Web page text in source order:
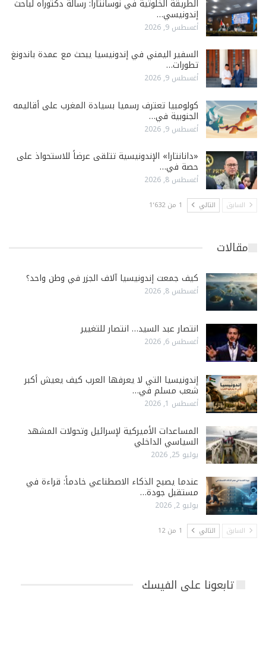
الطريقة الخلوتية في نوسانتارا: رسالة دكتوراه لباحث
إندونيسي…
أغسطس 9, 2026
السفير اليمني في إندونيسيا يبحث مع عمدة باندونغ
تطورات…
أغسطس 9, 2026
كولومبيا تعترف رسميا بسيادة المغرب على أقاليمه
الجنوبية في…
أغسطس 9, 2026
«دانانتارا» الإندونيسية تتلقى عرضاً للاستحواذ على
حصة في…
أغسطس 8, 2026
السابق التالي 1 من 1٬632
مقالات
كيف جمعت إندونيسيا آلاف الجزر في وطن واحد؟
أغسطس 8, 2026
انتصار عبد السيد… انتصار للتغيير
أغسطس 6, 2026
إندونيسيا التي لا يعرفها العرب كيف يعيش أكبر
شعب مسلم في…
أغسطس 1, 2026
المساعدات الأميركية لإسرائيل وتحولات المشهد
السياسي الداخلي
يوليو 25, 2026
عندما يصبح الذكاء الاصطناعي خادماً: قراءة في
مستقبل جودة…
يوليو 2, 2026
السابق التالي 1 من 12
تابعونا على الفيسك